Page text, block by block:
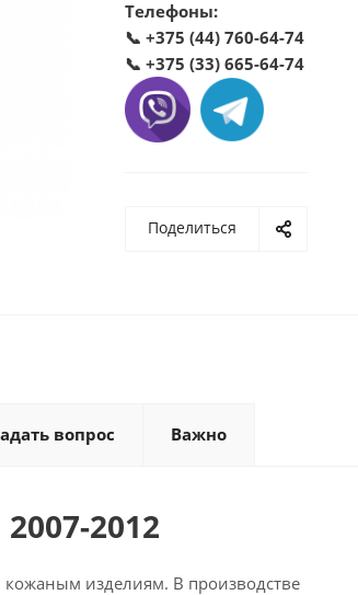
Телефоны:
📞 +375 (44) 760-64-74
📞 +375 (33) 665-64-74
Поделиться
вопрос Важно
2012
изделиям. В производстве